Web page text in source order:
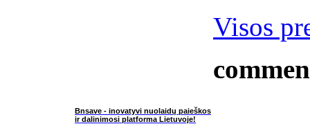
Visos
Bnsave - inovatyvi nuolaidų paieškos
ir dalinimosi platforma Lietuvoje!